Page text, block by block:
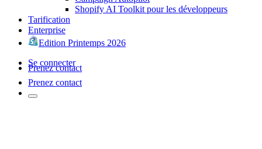
Shopify AI Toolkit pour les développeurs
Tarification
Enterprise
Edition Printemps 2026
Se connecter
Prenez contact
Prenez contact